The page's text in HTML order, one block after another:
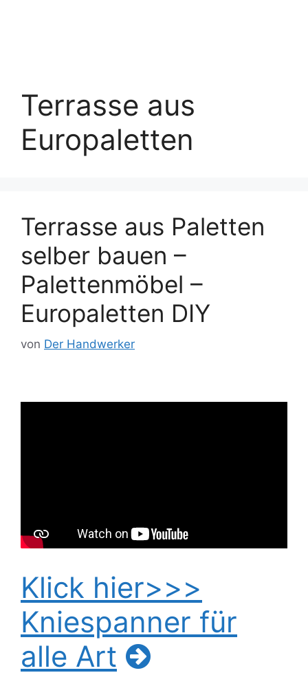
Terrasse aus
Europaletten
Terrasse aus Paletten
selber bauen –
Palettenmöbel –
Europaletten DIY
von Der Handwerker
Klick hier>>>
Kniespanner für
alle Art